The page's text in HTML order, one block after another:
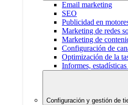
Email marketing
SEO
Publicidad en
Marketing de redes
Marketing de
Configuración de
Optimización de la
Informes,
Configuración y gestión de